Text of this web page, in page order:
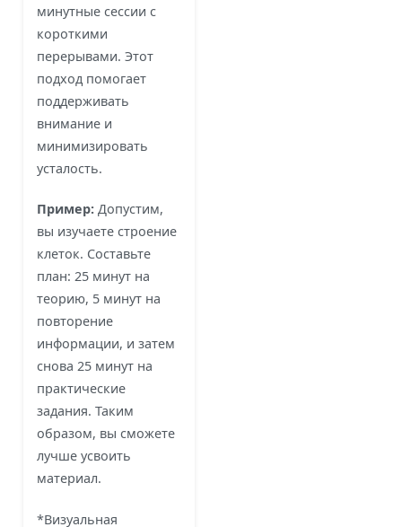
минутные сессии с
короткими
перерывами. Этот
подход помогает
поддерживать
внимание и
минимизировать
усталость.
Пример:Допустим,
вы изучаете строение
клеток. Составьте
план: 25 минут на
теорию, 5 минут на
повторение
информации, и затем
снова 25 минут на
практические
задания. Таким
образом, вы сможете
лучше усвоить
материал.
*Визуальная